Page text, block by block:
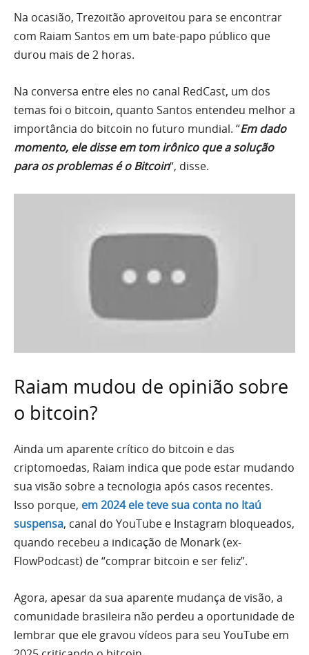
Na ocasião, Trezoitão aproveitou para se encontrar
com Raiam Santos em um bate-papo público que
durou mais de 2 horas.
Na conversa entre eles no canal RedCast, um dos
temas foi o bitcoin, quanto Santos entendeu melhor a
importância do bitcoin no futuro mundial. “Em dado
momento, ele disse em tom irônico que a solução
para os problemas é o Bitcoin“, disse.
Raiam mudou de opinião sobre
o bitcoin?
Ainda um aparente crítico do bitcoin e das
criptomoedas, Raiam indica que pode estar mudando
sua visão sobre a tecnologia após casos recentes.
Isso porque, em 2024 ele teve sua conta no Itaú
suspensa, canal do YouTube e Instagram bloqueados,
quando recebeu a indicação de Monark (ex-
FlowPodcast) de “comprar bitcoin e ser feliz”.
Agora, apesar da sua aparente mudança de visão, a
comunidade brasileira não perdeu a oportunidade de
lembrar que ele gravou vídeos para seu YouTube em